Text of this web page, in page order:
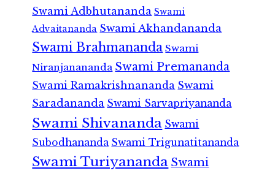
Swami Adbhutananda Swami
Advaitananda Swami Akhandananda
Swami Brahmananda Swami
Niranjanananda Swami Premananda
Swami Ramakrishnananda Swami
Saradananda Swami Sarvapriyananda
Swami Shivananda Swami
Subodhananda Swami Trigunatitananda
Swami Turiyananda Swami